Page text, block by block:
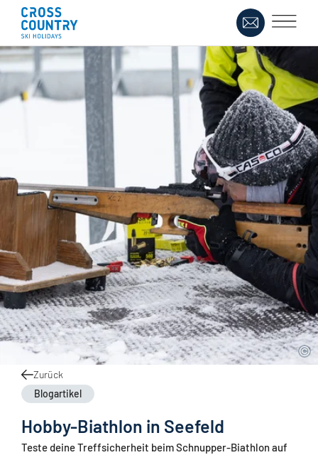
Zurück
Blogartikel
Hobby-Biathlon in Seefeld
Teste deine Treffsicherheit beim Schnupper-Biathlon auf